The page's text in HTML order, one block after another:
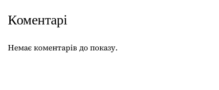
Коментарі
Немає коментарів до показу.